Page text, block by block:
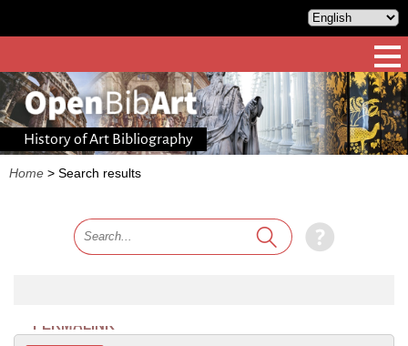
History of Art Bibliography
Home > Search results
PERMALINK